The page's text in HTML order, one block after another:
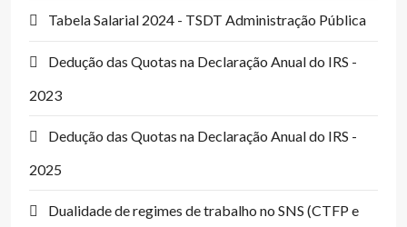
Tabela Salarial 2024 - TSDT Administração Pública
Dedução das Quotas na Declaração Anual do IRS -
2023
Dedução das Quotas na Declaração Anual do IRS -
2025
Dualidade de regimes de trabalho no SNS (CTFP e